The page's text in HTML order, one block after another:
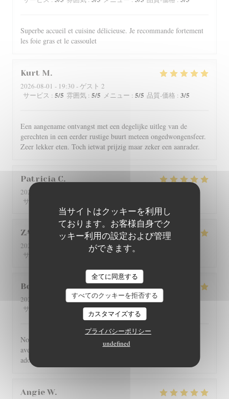
当サイトはクッキーを利用し
ております。お客様自身でク
ッキー利用の設定および管理
ができます。
全てに同意する
すべてのクッキーを拒否する
カスタマイズする
プライバシーポリシー
undefined
Superbe accueil et cuisine délicieuse. Je recommande fortement
les foie gras et le cassoulet
Kurt M
2026-08-01 - 19:30 - ゲスト 2
サービス : 5/5 雰囲気 : 5/5 メニュー : 5/5 品質-価格 : 3/5
Een aangename ontvangst met een degelijke uitleg van de
gerechten in een eerder rustige buurt meteen ongedwongensfeer.
Zeer lekker eten. Toch ietwat prijzig maar zeker een aanrader.
Patricia C
2026-08-01
サービス
ZAN
2026-07-29
- 19:00 - ゲスト 2
サービス
:5 メニュー :
Benoît
2026-07-30
- 21:00 - ゲスト 4
サービス
雰囲気:5/5 メニュー:5/5
Nous avons été très bien reçu et servi, accueil très chaleureux,
avec des produits de bonne qualité, très bon restaurant. J'ai
adoré.
Angie W